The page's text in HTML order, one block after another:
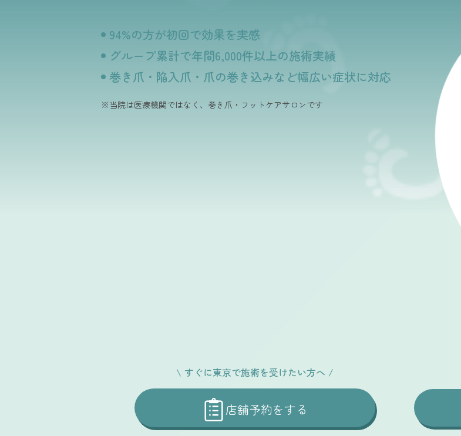
94%の方が初回で効果を実感
グループ累計で年間6,000件以上の施術実績
巻き爪・陥入爪・爪の巻き込みなど幅広い症状に対応
※当院は医療機関ではなく、巻き爪・フットケアサロンです
\ すぐに東京で施術を受けたい方へ /
店舗予約をする